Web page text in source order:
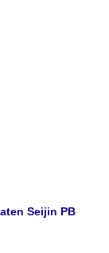
Seijin PB